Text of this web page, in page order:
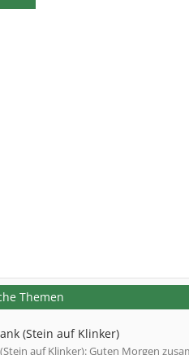
Themen
(Stein auf Klinker)
auf Klinker): Guten Morgen